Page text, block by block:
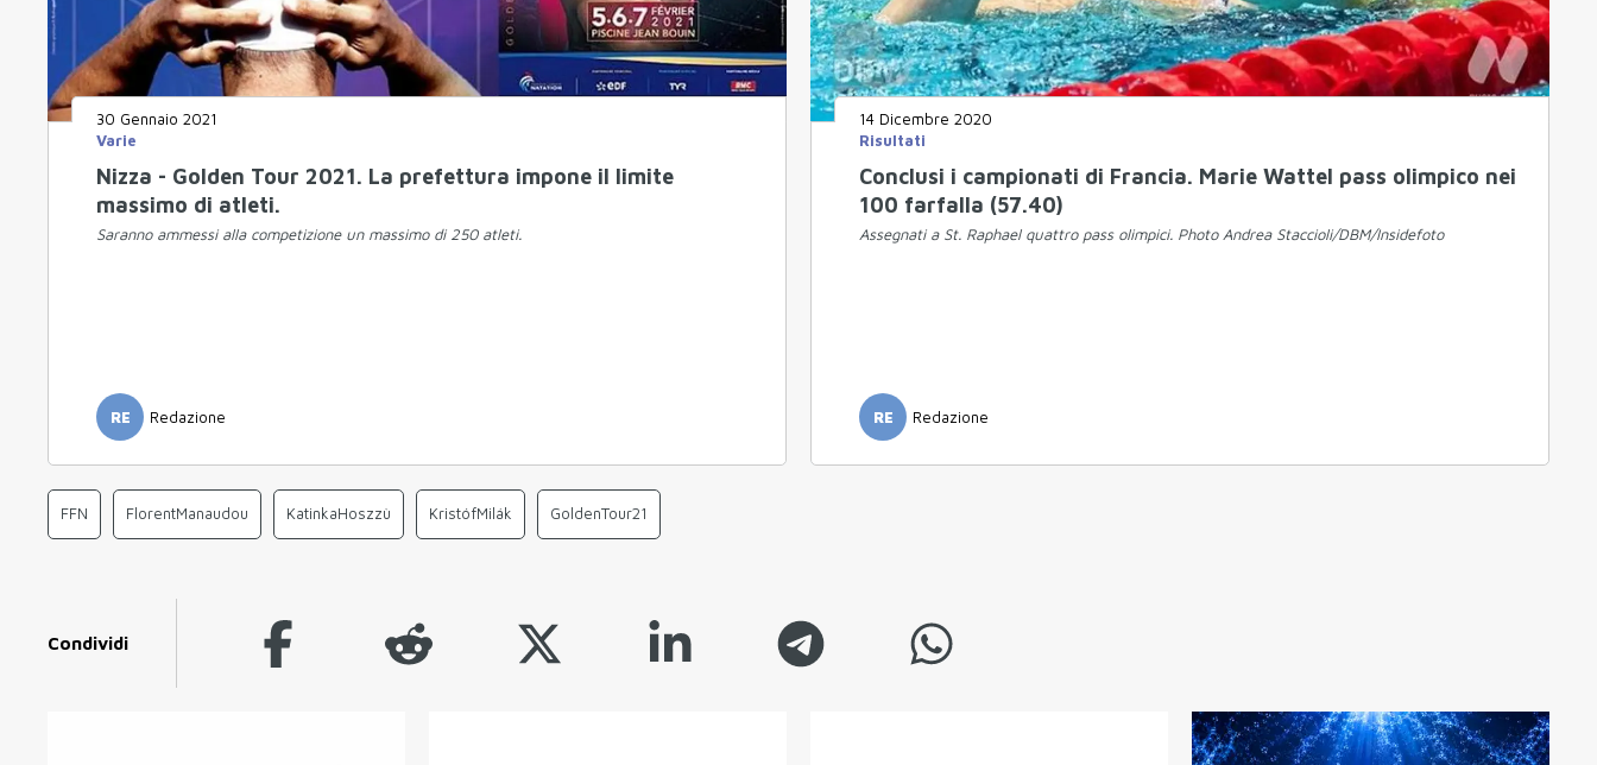
30 Gennaio 2021
Varie
Nizza - Golden Tour 2021. La prefettura impone il limite
massimo di atleti.
Saranno ammessi alla competizione un massimo di 250 atleti.
RE Redazione
14 Dicembre 2020
Risultati
Conclusi i campionati di Francia. Marie Wattel pass olimpico nei
100 farfalla (57.40)
Assegnati a St. Raphael quattro pass olimpici. Photo Andrea Staccioli/DBM/Insidefoto
RE Redazione
FFN FlorentManaudou KatinkaHoszzù KristófMilák GoldenTour21
Condividi